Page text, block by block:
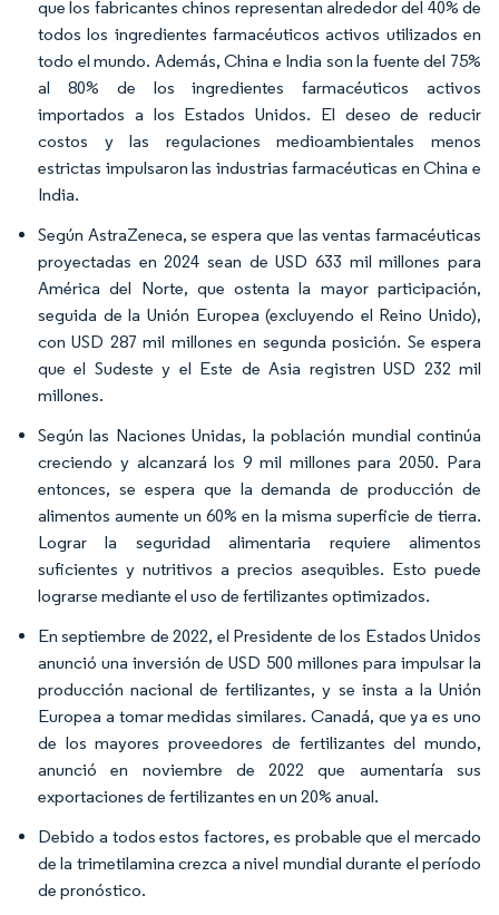
que los fabricantes chinos representan alrededor del 40% de
todos los ingredientes farmacéuticos activos utilizados en
todo el mundo. Además, China e India son la fuente del 75%
al 80% de los ingredientes farmacéuticos activos
importados a los Estados Unidos. El deseo de reducir
costos y las regulaciones medioambientales menos
estrictas impulsaron las industrias farmacéuticas en China e
India.
Según AstraZeneca, se espera que las ventas farmacéuticas
proyectadas en 2024 sean de USD 633 mil millones para
América del Norte, que ostenta la mayor participación,
seguida de la Unión Europea (excluyendo el Reino Unido),
con USD 287 mil millones en segunda posición. Se espera
que el Sudeste y el Este de Asia registren USD 232 mil
millones.
Según las Naciones Unidas, la población mundial continúa
creciendo y alcanzará los 9 mil millones para 2050. Para
entonces, se espera que la demanda de producción de
alimentos aumente un 60% en la misma superficie de tierra.
Lograr la seguridad alimentaria requiere alimentos
suficientes y nutritivos a precios asequibles. Esto puede
lograrse mediante el uso de fertilizantes optimizados.
En septiembre de 2022, el Presidente de los Estados Unidos
anunció una inversión de USD 500 millones para impulsar la
producción nacional de fertilizantes, y se insta a la Unión
Europea a tomar medidas similares. Canadá, que ya es uno
de los mayores proveedores de fertilizantes del mundo,
anunció en noviembre de 2022 que aumentaría sus
exportaciones de fertilizantes en un 20% anual.
Debido a todos estos factores, es probable que el mercado
de la trimetilamina crezca a nivel mundial durante el período
de pronóstico.